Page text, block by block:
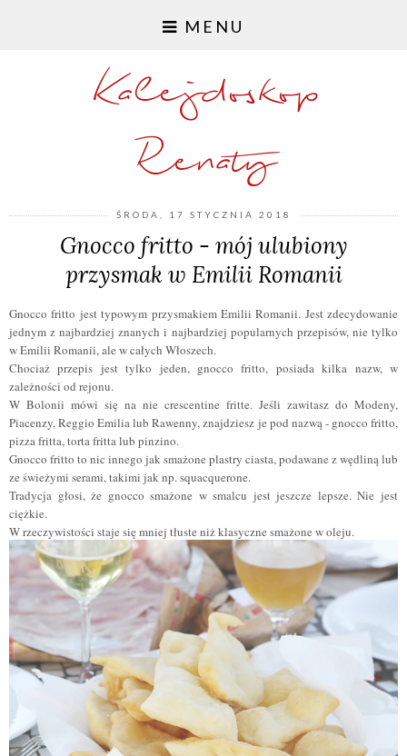
MENU
Kalejdoskop
Renaty
ŚRODA, 17 STYCZNIA 2018
Gnocco fritto - mój ulubiony
przysmak w Emilii Romanii
Gnocco fritto jest typowym przysmakiem Emilii Romanii. Jest zdecydowanie
jednym z najbardziej znanych i najbardziej popularnych przepisów, nie tylko
w Emilii Romanii, ale w całych Włoszech.
Chociaż przepis jest tylko jeden, gnocco fritto, posiada kilka nazw, w
zależności od rejonu.
W Bolonii mówi się na nie crescentine fritte. Jeśli zawitasz do Modeny,
Piacenzy, Reggio Emilia lub Rawenny, znajdziesz je pod nazwą - gnocco fritto,
pizza fritta, torta fritta lub pinzino.
Gnocco fritto to nic innego jak smażone plastry ciasta, podawane z wędliną lub
ze świeżymi serami, takimi jak np. squacquerone.
Tradycja głosi, że gnocco smażone w smalcu jest jeszcze lepsze. Nie jest
ciężkie.
W rzeczywistości staje się mniej tłuste niż klasyczne smażone w oleju.